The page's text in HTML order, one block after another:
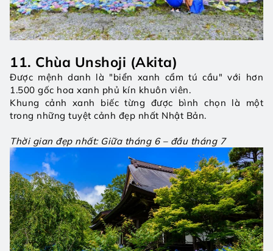
11. Chùa Unshoji (Akita)
Được mệnh danh là "biển xanh cẩm tú cầu" với hơn
1.500 gốc hoa xanh phủ kín khuôn viên.
Khung cảnh xanh biếc từng được bình chọn là một
trong những tuyệt cảnh đẹp nhất Nhật Bản.
Thời gian đẹp nhất: Giữa tháng 6 – đầu tháng 7